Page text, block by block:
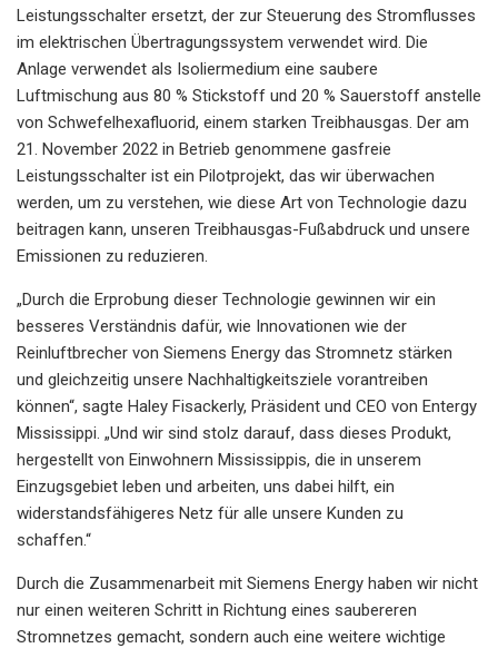
Leistungsschalter ersetzt, der zur Steuerung des Stromflusses
im elektrischen Übertragungssystem verwendet wird. Die
Anlage verwendet als Isoliermedium eine saubere
Luftmischung aus 80 % Stickstoff und 20 % Sauerstoff anstelle
von Schwefelhexafluorid, einem starken Treibhausgas. Der am
21. November 2022 in Betrieb genommene gasfreie
Leistungsschalter ist ein Pilotprojekt, das wir überwachen
werden, um zu verstehen, wie diese Art von Technologie dazu
beitragen kann, unseren Treibhausgas-Fußabdruck und unsere
Emissionen zu reduzieren.
„Durch die Erprobung dieser Technologie gewinnen wir ein
besseres Verständnis dafür, wie Innovationen wie der
Reinluftbrecher von Siemens Energy das Stromnetz stärken
und gleichzeitig unsere Nachhaltigkeitsziele vorantreiben
können“, sagte Haley Fisackerly, Präsident und CEO von Entergy
Mississippi. „Und wir sind stolz darauf, dass dieses Produkt,
hergestellt von Einwohnern Mississippis, die in unserem
Einzugsgebiet leben und arbeiten, uns dabei hilft, ein
widerstandsfähigeres Netz für alle unsere Kunden zu
schaffen.“
Durch die Zusammenarbeit mit Siemens Energy haben wir nicht
nur einen weiteren Schritt in Richtung eines saubereren
Stromnetzes gemacht, sondern auch eine weitere wichtige